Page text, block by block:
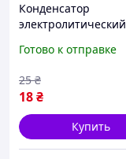
Конденсатор
электролитический
LowESR
Готово к отправке
18₴
25 ₴
Купить